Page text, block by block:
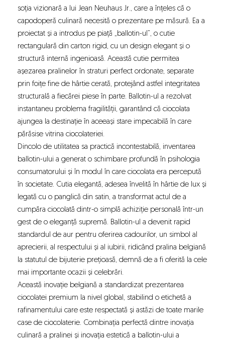
soția vizionară a lui Jean Neuhaus Jr., care a înțeles că o
capodoperă culinară necesită o prezentare pe măsură. Ea a
proiectat și a introdus pe piață „ballotin-ul”, o cutie
rectangulară din carton rigid, cu un design elegant și o
structură internă ingenioasă. Această cutie permitea
așezarea pralinelor în straturi perfect ordonate, separate
prin foițe fine de hârtie cerată, protejând astfel integritatea
structurală a fiecărei piese în parte. Ballotin-ul a rezolvat
instantaneu problema fragilității, garantând că ciocolata
ajungea la destinație în aceeași stare impecabilă în care
părăsise vitrina ciocolateriei.
Dincolo de utilitatea sa practică incontestabilă, inventarea
ballotin-ului a generat o schimbare profundă în psihologia
consumatorului și în modul în care ciocolata era percepută
în societate. Cutia elegantă, adesea învelită în hârtie de lux și
legată cu o panglică din satin, a transformat actul de a
cumpăra ciocolată dintr-o simplă achiziție personală într-un
gest de o eleganță supremă. Ballotin-ul a devenit rapid
standardul de aur pentru oferirea cadourilor, un simbol al
aprecierii, al respectului și al iubirii, ridicând pralina belgiană
la statutul de bijuterie prețioasă, demnă de a fi oferită la cele
mai importante ocazii și celebrări.
Această inovație belgiană a standardizat prezentarea
ciocolatei premium la nivel global, stabilind o etichetă a
rafinamentului care este respectată și astăzi de toate marile
case de ciocolaterie. Combinația perfectă dintre inovația
culinară a pralinei și inovația estetică a ballotin-ului a